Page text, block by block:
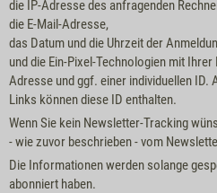
die IP-Adresse des anfragenden
die E-Mail-Adresse,
das Datum und die Uhrzeit der
und die Ein-Pixel-Technologien mit
Adresse und ggf. einer individuellen ID.
Links können diese ID enthalten.
Wenn Sie kein Newsletter-Tracking
- wie zuvor beschrieben - vom
Die Informationen werden solange
abonniert haben.